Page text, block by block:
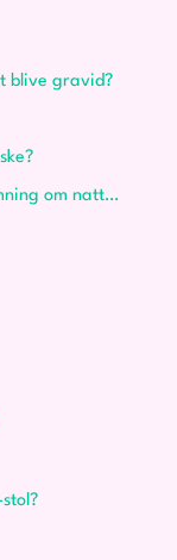
blive gravid?
Hvordan vænner man baby af med amning om natten?